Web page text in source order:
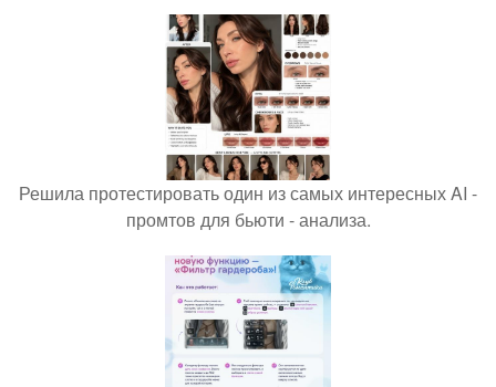
Решила протестировать один из самых интересных AI -
промтов для бьюти - анализа.